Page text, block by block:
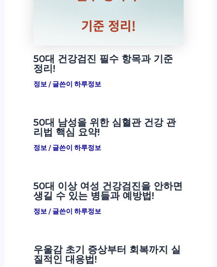
50대 건강검진 필수 항목과 기준
정리!
정보/ 글쓴이 하루정보
50대 남성을 위한 심혈관 건강 관
리법 핵심 요약!
정보/ 글쓴이 하루정보
50대 이상 여성 건강검진을 안하면
생길 수 있는 병들과 예방법!
정보/ 글쓴이 하루정보
우울감 초기 증상부터 회복까지 실
질적인 대응법!